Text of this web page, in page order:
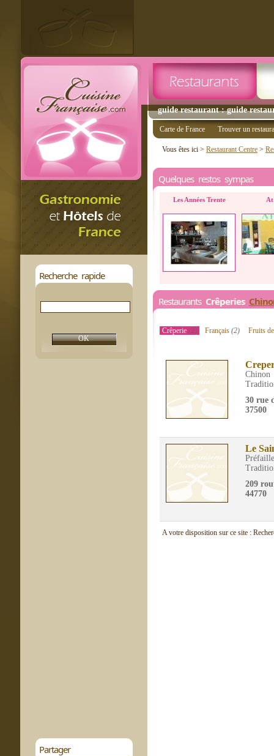
guide restaurant : guide
Recherche rapide
Partager
Carte de France Trouver un
Vous êtes ici > Restaurant Centre >
Quelques restos sympas
Les Années Trente
Restaurants Crêperies
Crêperie (2) Français(2) Fruits
Chinon
30 rue
37500
Le
209
44770
A votre disposition sur ce site :